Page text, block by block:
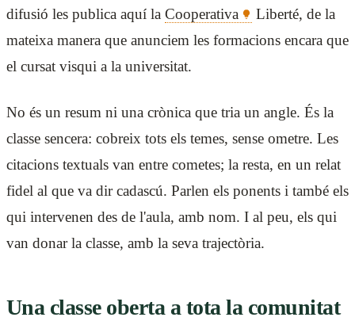
difusió les publica aquí la Cooperativa
Liberté, de la
mateixa manera que anunciem les formacions encara que
el cursat visqui a la universitat.
No és un resum ni una crònica que tria un angle. És la
classe sencera: cobreix tots els temes, sense ometre. Les
citacions textuals van entre cometes; la resta, en un relat
fidel al que va dir cadascú. Parlen els ponents i també els
qui intervenen des de l'aula, amb nom. I al peu, els qui
van donar la classe, amb la seva trajectòria.
Una classe oberta a tota la comunitat